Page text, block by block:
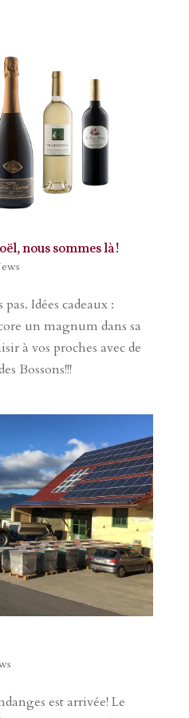
nous sommes là!
Idées cadeaux :
un magnum dans sa
à vos proches avec de
Bossons!!!
est arrivée! Le